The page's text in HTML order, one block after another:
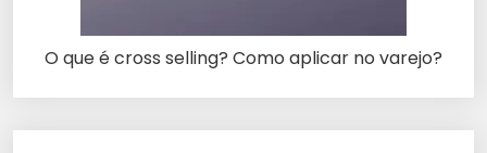
O que é cross selling? Como aplicar no varejo?